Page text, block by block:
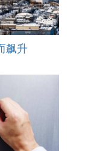
飙升